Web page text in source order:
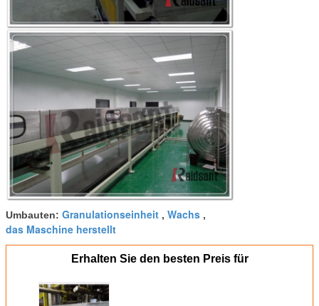
Umbauten: Granulationseinheit , Wachs ,
das Maschine herstellt
Erhalten Sie den besten Preis für